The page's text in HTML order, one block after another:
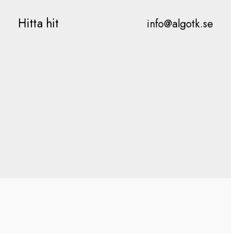
Hitta hit info@algotk.se